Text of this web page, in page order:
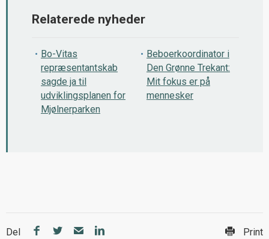
Relaterede nyheder
Bo-Vitas
repræsentantskab
sagde ja til
udviklingsplanen for
Mjølnerparken
Beboerkoordinator i
Den Grønne Trekant:
Mit fokus er på
mennesker
Del Print